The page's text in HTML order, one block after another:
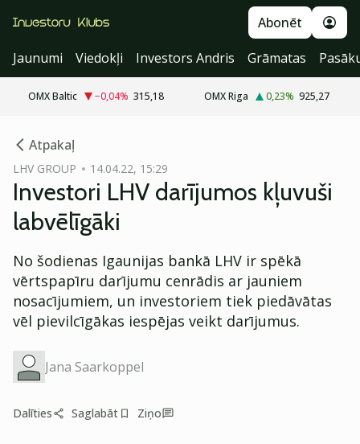
Abonēt
Jaunumi
Viedokļi Investors Andris Grāmatas
OMX Baltic −0,04% 315,18 OMX Riga 0,23% 925,27
Atpakaļ
LHV GROUP 14.04.22, 15:29
Investori LHV darījumos kļuvuši
labvēlīgāki
No šodienas Igaunijas bankā LHV ir spēkā
vērtspapīru darījumu cenrādis ar jauniem
nosacījumiem, un investoriem tiek piedāvātas
vēl pievilcīgākas iespējas veikt darījumus.
Jana Saarkoppel
Dalīties Saglabāt Ziņo